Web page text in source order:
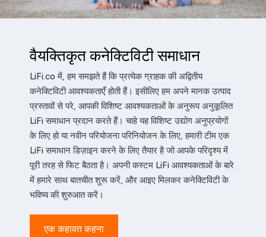
वैयक्तिकृत कनेक्टिविटी समाधान
LiFi.co में, हम समझते हैं कि प्रत्येक ग्राहक की अद्वितीय
कनेक्टिविटी आवश्यकताएँ होती हैं। इसीलिए हम अपने मानक उत्पाद
प्रस्तावों से परे, आपकी विशिष्ट आवश्यकताओं के अनुरूप अनुकूलित
LiFi समाधान प्रदान करते हैं। चाहे यह विशिष्ट उद्योग अनुप्रयोगों
के लिए हो या नवीन परियोजना परिनियोजन के लिए, हमारी टीम एक
LiFi समाधान डिज़ाइन करने के लिए तैयार है जो आपके परिदृश्य में
पूरी तरह से फिट बैठता है। अपनी कस्टम LiFi आवश्यकताओं के बारे
में हमारे साथ बातचीत शुरू करें, और आइए मिलकर कनेक्टिविटी के
भविष्य की शुरुआत करें।
एक कहावत कहना